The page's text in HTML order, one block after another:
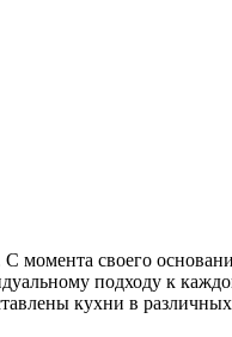
своего
подходу к
кухни в